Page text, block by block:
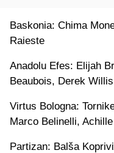
Baskonia: Chima
Raieste
Anadolu Efes: Elijah
Beaubois, Derek
Virtus Bologna:
Marco Belinelli,
Partizan: Balša